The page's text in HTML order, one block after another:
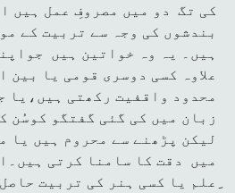
کی تگ دو میں مصروفِ عمل ہیں
بندشوں کی وجہ سے تربیت کے
ہیں۔ یہ وہ خواتین ہیں
علاوہ کسی دوسری قومی یا بین
محدود واقفیت رکھتی ہیں،یا
زبان میں کی گئی گفتگو کوسُن
لیکن پڑھنے سے محروم ہیں یا
میں دقت کا سامنا کرتی
ِعلم یا کسی ہنر کی تربیت